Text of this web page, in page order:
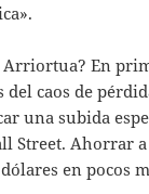
Arriortua? En
caos de
una subida
Street. Ahorrar
en pocos